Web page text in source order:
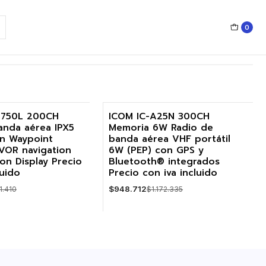
0
200CH
aérea IPX5
Waypoint
navigation
Display Precio
-19%
Agotado
ICOM IC-A25N 300CH
Memoria 6W Radio de
banda aérea VHF portátil
6W (PEP) con GPS y
Bluetooth® integrados
Precio con iva incluido
$948.712$1.172.335